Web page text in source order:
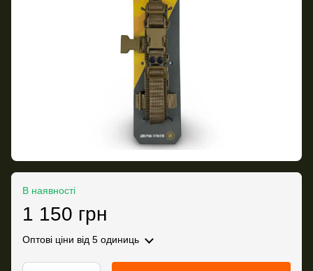
В наявності
1 150 грн
Оптові ціни від 5 одиниць